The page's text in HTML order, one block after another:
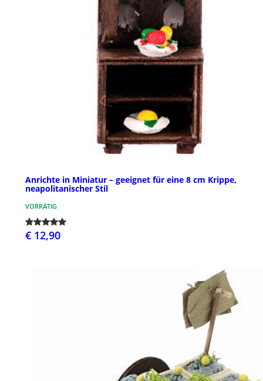
Anrichte in Miniatur – geeignet für eine 8 cm Krippe,
neapolitanischer Stil
VORRÄTIG
€ 12,90